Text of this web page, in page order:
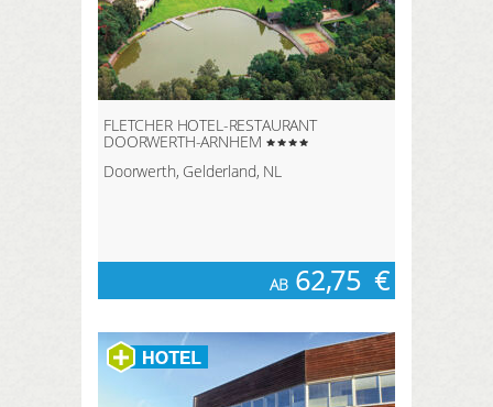
FLETCHER HOTEL-RESTAURANT
DOORWERTH-ARNHEM
Doorwerth, Gelderland, NL
AB 62,75 €